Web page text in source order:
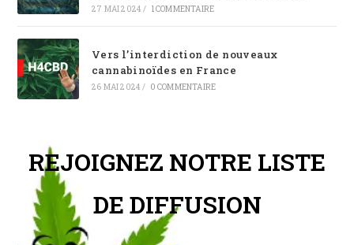
27 MAI 2024 / 1 COMMENTAIRE
Vers l’interdiction de nouveaux
cannabinoïdes en France
26 MAI 2024 / 0 COMMENTAIRE
REJOIGNEZ NOTRE LISTE
DE DIFFUSION